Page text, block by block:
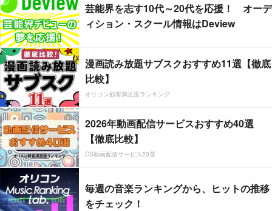
芸能界を志す10代～20代を応援！ オーデ
ィション・スクール情報はDeview
漫画読み放題サブスクおすすめ11選【徹底
比較】
オリコン顧客満足度ランキング
2026年動画配信サービスおすすめ40選
【徹底比較】
CS動画配信サービス20選
毎週の音楽ランキングから、ヒットの推移
をチェック！